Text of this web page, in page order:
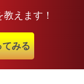
えます！
てみる